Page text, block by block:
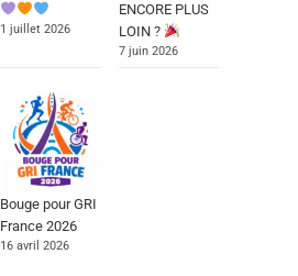
1 juillet 2026
ENCORE PLUS
LOIN ?
7 juin 2026
Bouge pour GRI
France 2026
16 avril 2026